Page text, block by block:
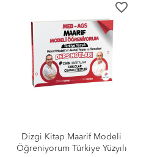
favorite_border
Dizgi Kitap Maarif Modeli
Öğreniyorum Türkiye Yüzyılı